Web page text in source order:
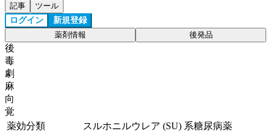
記事 ツール
ログイン 新規登録
薬剤情報 後発品
後
毒
劇
麻
向
覚
薬効分類
スルホニルウレア (SU) 系糖尿病薬